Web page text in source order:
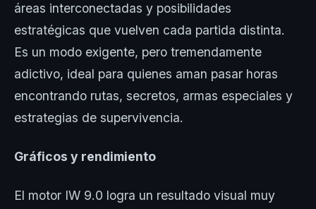
áreas interconectadas y posibilidades
estratégicas que vuelven cada partida distinta.
Es un modo exigente, pero tremendamente
adictivo, ideal para quienes aman pasar horas
encontrando rutas, secretos, armas especiales y
estrategias de supervivencia.
Gráficos y rendimiento
El motor IW 9.0 logra un resultado visual muy